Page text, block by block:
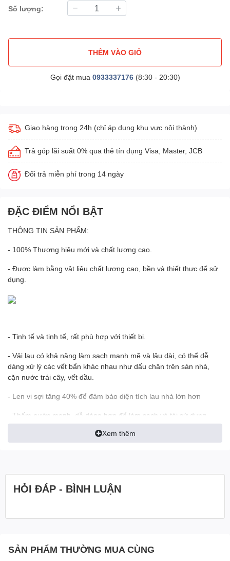
Số lượng:
THÊM VÀO GIỎ
Gọi đặt mua 0933337176(8:30 - 20:30)
Giao hàng trong 24h (chỉ áp dụng khu vực nội thành)
Trả góp lãi suất 0% qua thẻ tín dụng Visa, Master, JCB
Đổi trả miễn phí trong 14 ngày
ĐẶC ĐIỂM NỔI BẬT
THÔNG TIN SẢN PHẨM:
- 100% Thương hiệu mới và chất lượng cao.
- Được làm bằng vật liệu chất lượng cao, bền và thiết thực để sử
dụng.
- Tinh tế và tinh tế, rất phù hợp với thiết bị.
- Vải lau có khả năng làm sạch mạnh mẽ và lâu dài, có thể dễ
dàng xử lý các vết bẩn khác nhau như dấu chân trên sàn nhà,
cặn nước trái cây, vết dầu.
- Len vi sợi tăng 40% để đảm bảo diện tích lau nhà lớn hơn
- Thấm nước mạnh, dễ dàng hơn để làm sạch và tái sử dụng
- Là một phần của bảo trì thông thường, nó có thể dễ dàng loại
Xem thêm
HỎI ĐÁP - BÌNH LUẬN
SẢN PHẨM THƯỜNG MUA CÙNG